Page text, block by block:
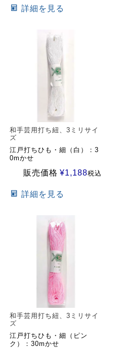
詳細を見る
和手芸用打ち紐、3ミリサイ
ズ
江戸打ちひも・細（白）：3
0mかせ
販売価格 ¥1,188税込
詳細を見る
和手芸用打ち紐、3ミリサイ
ズ
江戸打ちひも・細（ピン
ク）：30mかせ